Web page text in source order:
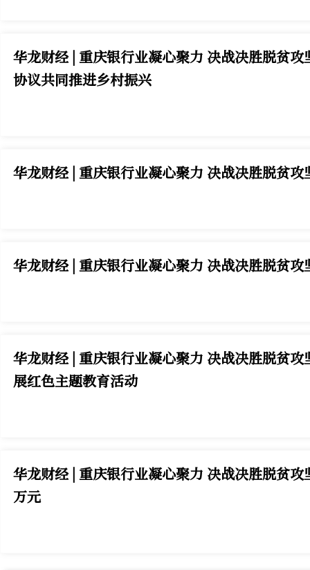
华龙财经 | 重庆银行业凝心聚力 决战决胜脱贫
协议共同推进乡村振兴
华龙财经 | 重庆银行业凝心聚力 决战决胜脱贫
华龙财经 | 重庆银行业凝心聚力 决战决胜脱贫
华龙财经 | 重庆银行业凝心聚力 决战决胜脱贫
展红色主题教育活动
华龙财经 | 重庆银行业凝心聚力 决战决胜脱贫
万元